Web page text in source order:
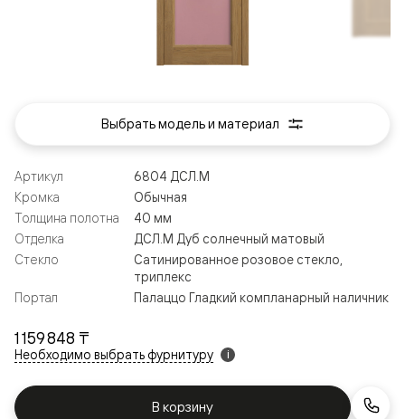
1 159 848 ₸
Необходимо выбрать фурнитуру i
В корзину
Артикул
6804 ДСЛ.М
Кромка
Обычная
Толщина полотна
40 мм
Отделка
ДСЛ.М Дуб солнечный матовый
Стекло
Сатинированное розовое стекло,
триплекс
Портал
Палаццо Гладкий компланарный наличник
Выбрать модель и материал